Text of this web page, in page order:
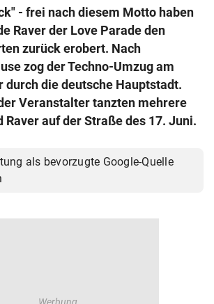
- frei nach diesem Motto haben
Raver der Love Parade den
zurück erobert. Nach
zog der Techno-Umzug am
durch die deutsche Hauptstadt.
Veranstalter tanzten mehrere
Raver auf der Straße des 17. Juni.
als bevorzugte Google-Quelle